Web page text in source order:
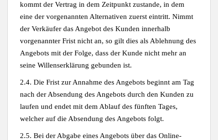
kommt der Vertrag in dem Zeitpunkt zustande, in dem
eine der vorgenannten Alternativen zuerst eintritt. Nimmt
der Verkäufer das Angebot des Kunden innerhalb
vorgenannter Frist nicht an, so gilt dies als Ablehnung des
Angebots mit der Folge, dass der Kunde nicht mehr an
seine Willenserklärung gebunden ist.
2.4. Die Frist zur Annahme des Angebots beginnt am Tag
nach der Absendung des Angebots durch den Kunden zu
laufen und endet mit dem Ablauf des fünften Tages,
welcher auf die Absendung des Angebots folgt.
2.5. Bei der Abgabe eines Angebots über das Online-